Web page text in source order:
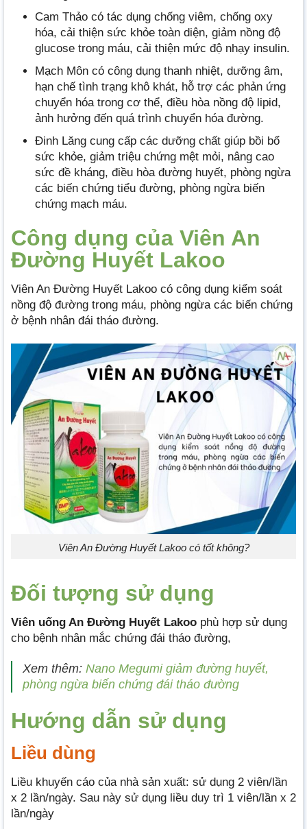
Cam Thảo có tác dụng chống viêm, chống oxy
hóa, cải thiện sức khỏe toàn diện, giảm nồng độ
glucose trong máu, cải thiện mức độ nhạy insulin.
Mạch Môn có công dụng thanh nhiệt, dưỡng âm,
hạn chế tình trạng khô khát, hỗ trợ các phản ứng
chuyển hóa trong cơ thể, điều hòa nồng độ lipid,
ảnh hưởng đến quá trình chuyển hóa đường.
Đinh Lăng cung cấp các dưỡng chất giúp bồi bổ
sức khỏe, giảm triệu chứng mệt mỏi, nâng cao
sức đề kháng, điều hòa đường huyết, phòng ngừa
các biến chứng tiểu đường, phòng ngừa biến
chứng mạch máu.
Công dụng của Viên An
Đường Huyết Lakoo
Viên An Đường Huyết Lakoo có công dụng kiểm soát
nồng độ đường trong máu, phòng ngừa các biến chứng
ở bệnh nhân đái tháo đường.
Viên An Đường Huyết Lakoo có tốt không?
Đối tượng sử dụng
Viên uống An Đường Huyết Lakoo phù hợp sử dụng
cho bệnh nhân mắc chứng đái tháo đường,
Xem thêm: Nano Megumi giảm đường huyết,
phòng ngừa biến chứng đái tháo đường
Hướng dẫn sử dụng
Liều dùng
Liều khuyến cáo của nhà sản xuất: sử dụng 2 viên/lần
x 2 lần/ngày. Sau này sử dụng liều duy trì 1 viên/lần x 2
lần/ngày